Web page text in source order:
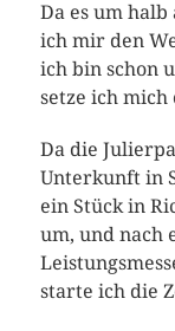
Da es um
ich mir den
ich bin schon
setze ich mich
Da die
Unterkunft in
ein Stück in
um, und nach
starte ich die